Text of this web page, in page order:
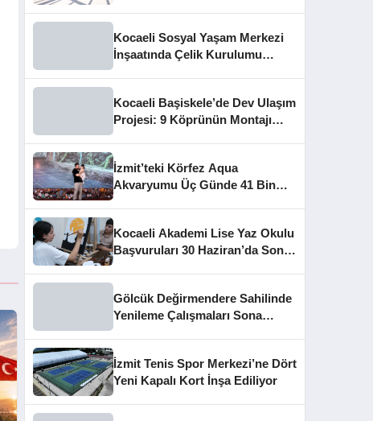
Kocaeli Sosyal Yaşam Merkezi
İnşaatında Çelik Kurulumu
Kocaeli Başiskele’de Dev Ulaşım
Projesi: 9 Köprünün Montajı
İzmit’teki Körfez Aqua
Akvaryumu Üç Günde 41 Bin
Kocaeli Akademi Lise Yaz Okulu
Başvuruları 30 Haziran’da Sona
Gölcük Değirmendere Sahilinde
Yenileme Çalışmaları Sona
İzmit Tenis Spor Merkezi’ne Dört
Yeni Kapalı Kort İnşa Ediliyor